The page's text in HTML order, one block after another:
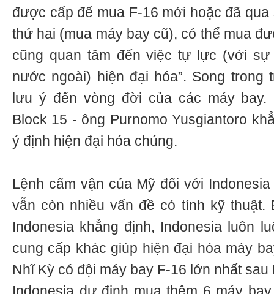
được cấp để mua F-16 mới hoặc đã
thứ hai (mua máy bay cũ), có thể mua
cũng quan tâm đến việc tự lực (với
nước ngoài) hiện đại hóa”. Song
lưu ý đến vòng đời của các máy bay.
Block 15 - ông Purnomo Yusgiantoro
ý định hiện đại hóa chúng.
Lệnh cấm vận của Mỹ đối với
vẫn còn nhiều vấn đề có tính kỹ thuật.
Indonesia khẳng định, Indonesia luôn
cung cấp khác giúp hiện đại hóa máy
Nhĩ Kỳ có đội máy bay F-16 lớn nhất sau